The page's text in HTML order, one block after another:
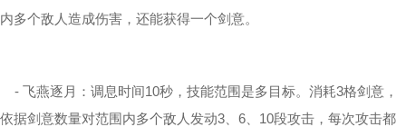
内多个敌人造成伤害，还能获得一个剑意。
- 飞燕逐月：调息时间10秒，技能范围是多目标。消耗3格剑意，
依据剑意数量对范围内多个敌人发动3、6、10段攻击，每次攻击都